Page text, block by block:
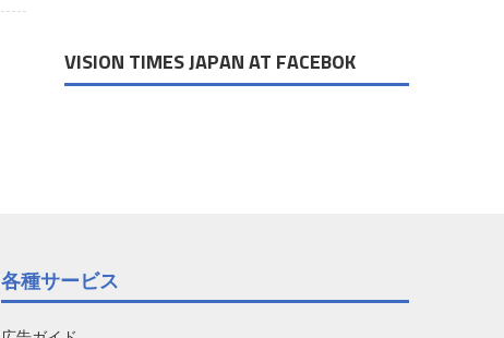
VISION TIMES JAPAN AT FACEBOK
各種サービス